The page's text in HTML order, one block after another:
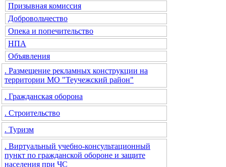
Призывная комиссия
Добровольчество
Опека и попечительство
НПА
Объявления
. Размещение рекламных конструкции на
территории МО "Теучежский район"
. Гражданская оборона
. Строительство
. Туризм
. Виртуальный учебно-консультационный
пункт по гражданской обороне и защите
населения при ЧС